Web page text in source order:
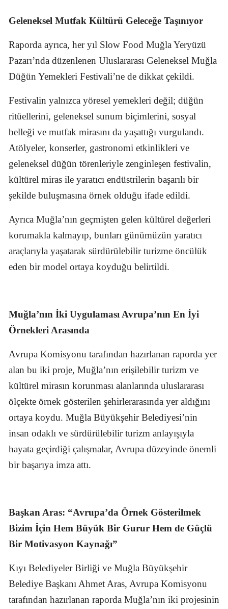
Geleneksel Mutfak Kültürü Geleceğe Taşınıyor
Raporda ayrıca, her yıl Slow Food Muğla Yeryüzü
Pazarı’nda düzenlenen Uluslararası Geleneksel Muğla
Düğün Yemekleri Festivali’ne de dikkat çekildi.
Festivalin yalnızca yöresel yemekleri değil; düğün
ritüellerini, geleneksel sunum biçimlerini, sosyal
belleği ve mutfak mirasını da yaşattığı vurgulandı.
Atölyeler, konserler, gastronomi etkinlikleri ve
geleneksel düğün törenleriyle zenginleşen festivalin,
kültürel miras ile yaratıcı endüstrilerin başarılı bir
şekilde buluşmasına örnek olduğu ifade edildi.
Ayrıca Muğla’nın geçmişten gelen kültürel değerleri
korumakla kalmayıp, bunları günümüzün yaratıcı
araçlarıyla yaşatarak sürdürülebilir turizme öncülük
eden bir model ortaya koyduğu belirtildi.
Muğla’nın İki Uygulaması Avrupa’nın En İyi
Örnekleri Arasında
Avrupa Komisyonu tarafından hazırlanan raporda yer
alan bu iki proje, Muğla’nın erişilebilir turizm ve
kültürel mirasın korunması alanlarında uluslararası
ölçekte örnek gösterilen şehirlerarasında yer aldığını
ortaya koydu. Muğla Büyükşehir Belediyesi’nin
insan odaklı ve sürdürülebilir turizm anlayışıyla
hayata geçirdiği çalışmalar, Avrupa düzeyinde önemli
bir başarıya imza attı.
Başkan Aras: “Avrupa’da Örnek Gösterilmek
Bizim İçin Hem Büyük Bir Gurur Hem de Güçlü
Bir Motivasyon Kaynağı”
Kıyı Belediyeler Birliği ve Muğla Büyükşehir
Belediye Başkanı Ahmet Aras, Avrupa Komisyonu
tarafından hazırlanan raporda Muğla’nın iki projesinin